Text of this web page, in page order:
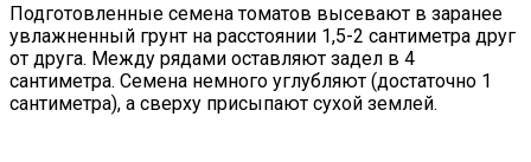
Подготовленные семена томатов высевают в заранее
увлажненный грунт на расстоянии 1,5-2 сантиметра друг
от друга. Между рядами оставляют задел в 4
сантиметра. Семена немного углубляют (достаточно 1
сантиметра), а сверху присыпают сухой землей.